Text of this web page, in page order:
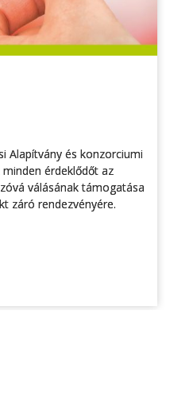
Alapítvány és konzorciumi
érdeklődőt az
válásának támogatása
záró rendezvényére.